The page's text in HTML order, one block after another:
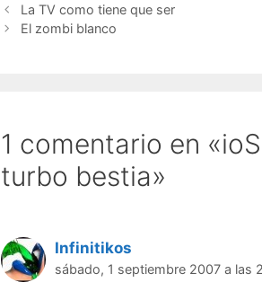
La TV como tiene que ser
El zombi blanco
1 comentario en
turbo bestia»
Infinitikos
sábado, 1 septiembre 2007 a las